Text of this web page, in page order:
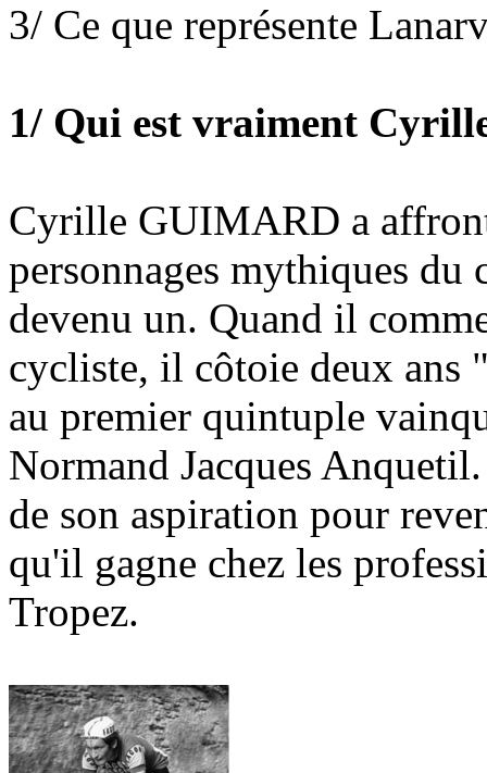
3/ Ce que représente
1/ Qui est vraiment
Cyrille GUIMARD a
personnages mythiques
devenu un. Quand il
cycliste, il côtoie deux ans
au premier quintuple
Normand Jacques
de son aspiration pour
qu'il gagne chez les
Tropez.